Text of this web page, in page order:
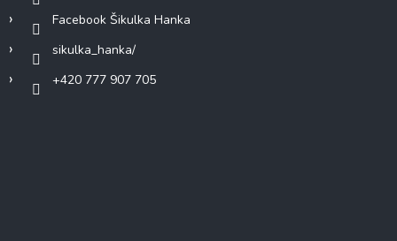
Facebook Šikulka Hanka
sikulka_hanka/
+420 777 907 705